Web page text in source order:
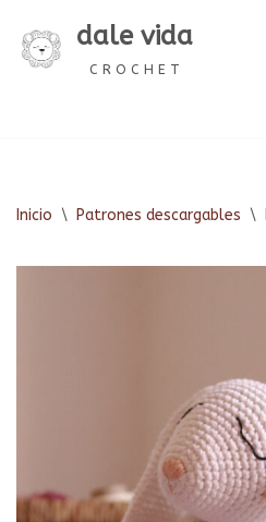
Saltar
dale vida
C R O C H E T
Inicio \ Patrones descargables \